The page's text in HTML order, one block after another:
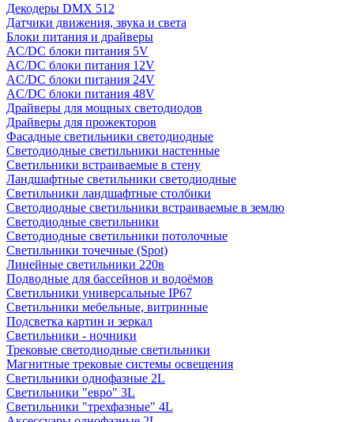
Декодеры DMX 512
Датчики движения, звука и света
Блоки питания и драйверы
AC/DC блоки питания 5V
AC/DC блоки питания 12V
AC/DC блоки питания 24V
AC/DC блоки питания 48V
Драйверы для мощных светодиодов
Драйверы для прожекторов
Фасадные светильники светодиодные
Светодиодные светильники настенные
Светильники встраиваемые в стену
Ландшафтные светильники светодиодные
Светильники ландшафтные столбики
Светодиодные светильники встраиваемые в землю
Светодиодные светильники
Светодиодные светильники потолочные
Светильники точечные (Spot)
Линейные светильники 220в
Подводные для бассейнов и водоёмов
Светильники универсальные IP67
Светильники мебельные, витринные
Подсветка картин и зеркал
Светильники - ночники
Трековые светодиодные светильники
Магнитные трековые системы освещения
Светильники однофазные 2L
Светильники "евро" 3L
Светильники "трехфазные" 4L